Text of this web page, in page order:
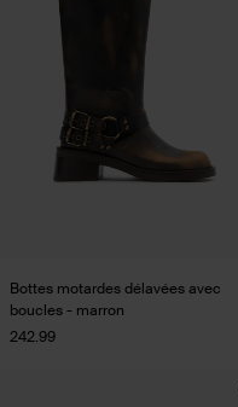
Bottes motardes délavées avec
boucles - marron
242.99